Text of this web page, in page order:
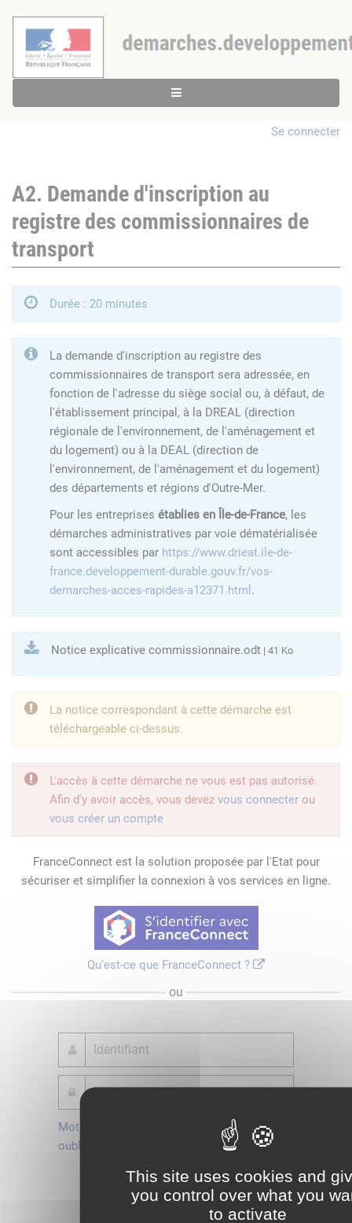
This site uses cookies and
you control over what you
to activate
Se connecter
A2. Demande d'inscription au
registre des commissionnaires de
transport
Durée : 20 minutes
La demande d'inscription au registre des
commissionnaires de transport sera adressée, en
fonction de l'adresse du siège social ou, à défaut, de
l'établissement principal, à la DREAL (direction
régionale de l'environnement, de l'aménagement et
du logement) ou à la DEAL (direction de
l'environnement, de l'aménagement et du logement)
des départements et régions d'Outre-Mer.
Pour les entreprises établies en Île-de-France, les
démarches administratives par voie dématérialisée
sont accessibles par https://www.drieat.ile-de-
france.developpement-durable.gouv.fr/vos-
demarches-acces-rapides-a12371.html .
Notice explicative commissionnaire.odt | 41 Ko
La notice correspondant à cette démarche est
téléchargeable ci-dessus.
L'accès à cette démarche ne vous est pas autorisé.
Afin d'y avoir accès, vous devez vous connecter ou
vous créer un compte
FranceConnect est la solution proposée par l'Etat pour
sécuriser et simplifier la connexion à vos services en ligne.
Qu'est-ce que FranceConnect ?
ou
Mot de passe
oublié ?
Je crée mon
compte
Connexion